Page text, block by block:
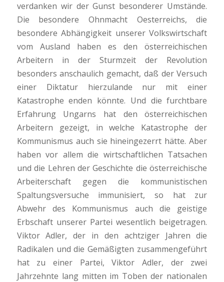
verdanken wir der Gunst besonderer Umstände.
Die besondere Ohnmacht Oesterreichs, die
besondere Abhängigkeit unserer Volkswirtschaft
vom Ausland haben es den österreichischen
Arbeitern in der Sturmzeit der Revolution
besonders anschaulich gemacht, daß der Versuch
einer Diktatur hierzulande nur mit einer
Katastrophe enden könnte. Und die furchtbare
Erfahrung Ungarns hat den österreichischen
Arbeitern gezeigt, in welche Katastrophe der
Kommunismus auch sie hineingezerrt hätte. Aber
haben vor allem die wirtschaftlichen Tatsachen
und die Lehren der Geschichte die österreichische
Arbeiterschaft gegen die kommunistischen
Spaltungsversuche immunisiert, so hat zur
Abwehr des Kommunismus auch die geistige
Erbschaft unserer Partei wesentlich beigetragen.
Viktor Adler, der in den achtziger Jahren die
Radikalen und die Gemäßigten zusammengeführt
hat zu einer Partei, Viktor Adler, der zwei
Jahrzehnte lang mitten im Toben der nationalen